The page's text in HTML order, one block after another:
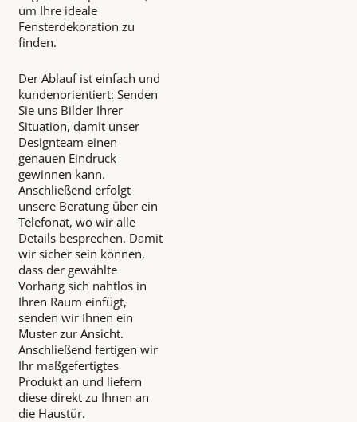
um Ihre ideale
Fensterdekoration zu
finden.
Der Ablauf ist einfach und
kundenorientiert: Senden
Sie uns Bilder Ihrer
Situation, damit unser
Designteam einen
genauen Eindruck
gewinnen kann.
Anschließend erfolgt
unsere Beratung über ein
Telefonat, wo wir alle
Details besprechen. Damit
wir sicher sein können,
dass der gewählte
Vorhang sich nahtlos in
Ihren Raum einfügt,
senden wir Ihnen ein
Muster zur Ansicht.
Anschließend fertigen wir
Ihr maßgefertigtes
Produkt an und liefern
diese direkt zu Ihnen an
die Haustür.